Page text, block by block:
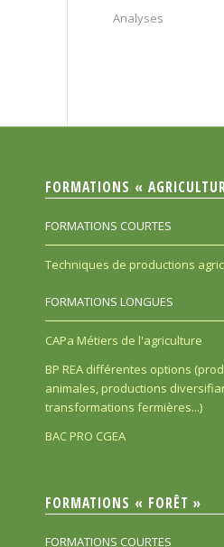
Analyses
FORMATIONS «
FORMATIONS COURTES
Techniques de productions
FORMATIONS LONGUES
CAPa Métiers de l'agriculture
BP REA différentes options
animales, productions
transformations fermières...)
BAC PRO CGEA
FORMATIONS « FORÊT »
FORMATIONS COURTES